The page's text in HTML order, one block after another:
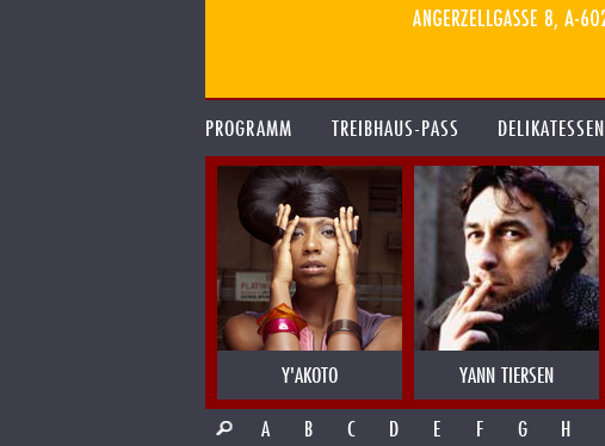
PROGRAMM TREIBHAUS-PASS DELIKATESSEN
Y'AKOTO YANN TIERSEN
A
B C D E F G H